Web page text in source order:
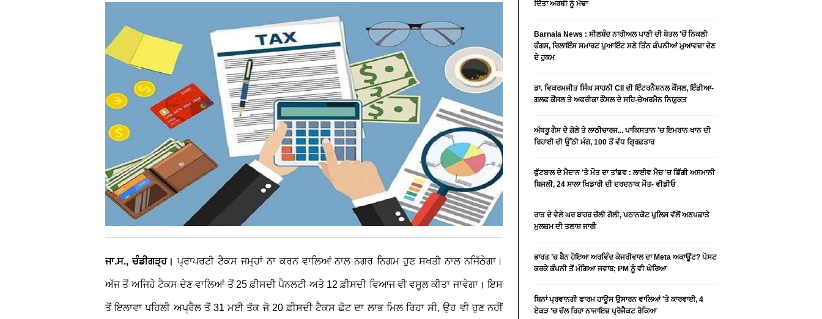
ਜਾ.ਸ., ਚੰਡੀਗੜ੍ਹ।ਪ੍ਰਾਪਰਟੀ ਟੈਕਸ ਜਮ੍ਹਾਂ ਨਾ ਕਰਨ ਵਾਲਿਆਂ ਨਾਲ ਨਗਰ ਨਿਗਮ ਹੁਣ ਸਖਤੀ ਨਾਲ ਨਜਿੱਠੇਗਾ।
ਅੱਜ ਤੋਂ ਅਜਿਹੇ ਟੈਕਸ ਦੇਣ ਵਾਲਿਆਂ ਤੋਂ 25 ਫ਼ੀਸਦੀ ਪੈਨਲਟੀ ਅਤੇ 12 ਫ਼ੀਸਦੀ ਵਿਆਜ ਵੀ ਵਸੂਲ ਕੀਤਾ ਜਾਵੇਗਾ। ਇਸ
ਤੋਂ ਇਲਾਵਾ ਪਹਿਲੀ ਅਪ੍ਰੈਲ ਤੋਂ 31 ਮਈ ਤੱਕ ਜੋ 20 ਫ਼ੀਸਦੀ ਟੈਕਸ ਛੋਟ ਦਾ ਲਾਭ ਮਿਲ ਰਿਹਾ ਸੀ, ਉਹ ਵੀ ਹੁਣ ਨਹੀਂ
ਦਿੱਤਾ ਅਰਥੀ ਨੂੰ ਮੋਢਾ
Barnala News : ​ਸੀਲਬੰਦ ਨਾਰੀਅਲ ਪਾਣੀ ਦੀ ਬੋਤਲ 'ਚੋਂ ਨਿਕਲੀ
ਫੰਗਸ, ਰਿਲਾਇੰਸ ਸਮਾਰਟ ਪੁਆਇੰਟ ਸਣੇ ਤਿੰਨ ਕੰਪਨੀਆਂ ਮੁਆਵਜ਼ਾ ਦੇਣ
ਦੇ ਹੁਕਮ
ਡਾ. ਵਿਕਰਮਜੀਤ ਸਿੰਘ ਸਾਹਨੀ CII ਦੀ ਇੰਟਰਨੈਸ਼ਨਲ ਕੌਂਸਲ, ਇੰਡੀਆ-
ਗਲਫ ਕੌਂਸਲ ਤੇ ਅਫਰੀਕਾ ਕੌਂਸਲ ਦੇ ਸਹਿ-ਚੇਅਰਮੈਨ ਨਿਯੁਕਤ
ਅੱਥਰੂ ਗੈਸ ਦੇ ਗੋਲੇ ਤੇ ਲਾਠੀਚਾਰਜ... ਪਾਕਿਸਤਾਨ 'ਚ ਇਮਰਾਨ ਖਾਨ ਦੀ
ਰਿਹਾਈ ਦੀ ਉੱਠੀ ਮੰਗ, 100 ਤੋਂ ਵੱਧ ਗ੍ਰਿਫ਼ਤਾਰ
ਫੁੱਟਬਾਲ ਦੇ ਮੈਦਾਨ 'ਤੇ ਮੌਤ ਦਾ ਤਾਂਡਵ : ਲਾਈਵ ਮੈਚ 'ਚ ਡਿੱਗੀ ਅਸਮਾਨੀ
ਬਿਜਲੀ, 24 ਸਾਲਾ ਖਿਡਾਰੀ ਦੀ ਦਰਦਨਾਕ ਮੌਤ- ਵੀਡੀਓ
ਰਾਤ ਦੇ ਵੇਲੇ ਘਰ ਬਾਹਰ ਚੱਲੀ ਗੋਲੀ, ਪਠਾਨਕੋਟ ਪੁਲਿਸ ਵੱਲੋਂ ਅਣਪਛਾਤੇ
ਮੁਲਜ਼ਮ ਦੀ ਤਲਾਸ਼ ਜਾਰੀ
ਭਾਰਤ ’ਚ ਬੈਨ ਹੋਇਆ ਅਰਵਿੰਦ ਕੇਜਰੀਵਾਲ ਦਾ Meta ਅਕਾਊਂਟ? ਪੋਸਟ
ਕਰਕੇ ਕੰਪਨੀ ਤੋਂ ਮੰਗਿਆ ਜਵਾਬ; PM ਨੂੰ ਵੀ ਘੇਰਿਆ
ਬਿਨਾਂ ਪ੍ਰਵਾਨਗੀ ਫਾਰਮ ਹਾਊਸ ਉਸਾਰਨ ਵਾਲਿਆਂ 'ਤੇ ਕਾਰਵਾਈ, 4
ਏਕੜ 'ਚ ਚੱਲ ਰਿਹਾ ਨਾਜਾਇਜ਼ ਪ੍ਰੋਜੈਕਟ ਰੋਕਿਆ